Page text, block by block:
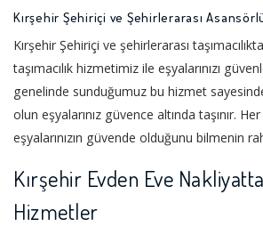
Kırşehir Şehiriçi ve Şehirlerarası Asansörlü
Kırşehir Şehiriçi ve şehirlerarası
taşımacılık hizmetimiz ile eşyalarınızı
genelinde sunduğumuz bu hizmet
olun eşyalarınız güvence altında taşınır.
eşyalarınızın güvende olduğunu bilmenin
Kırşehir Evden Eve
Hizmetler